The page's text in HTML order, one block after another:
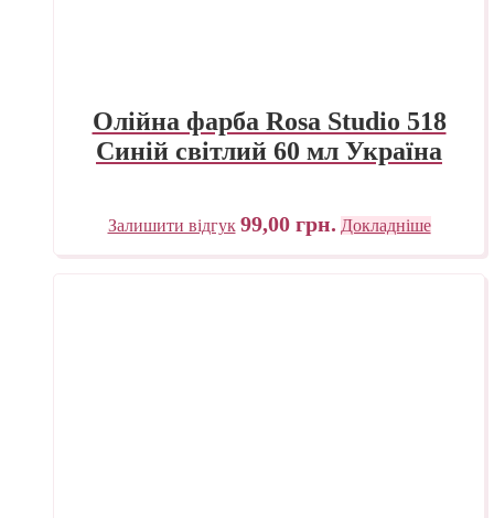
Олійна фарба Rosa Studio 518
Синій світлий 60 мл Україна
Залишити відгук 99,00 грн. Докладніше